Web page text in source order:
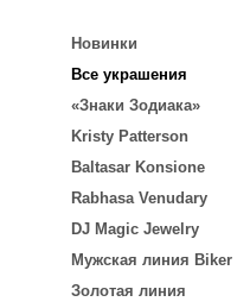
Новинки
Все украшения
«Знаки Зодиака»
Kristy Patterson
Baltasar Konsione
Rabhasa Venudary
DJ Magic Jewelry
Мужская линия Biker
Золотая линия